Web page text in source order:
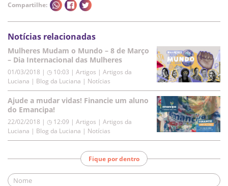
Compartilhe:
Notícias relacionadas
Mulheres Mudam o Mundo – 8 de Março
– Dia Internacional das Mulheres
01/03/2018 | ◷ 10:03 | Artigos | Artigos da
Luciana | Blog da Luciana | Notícias
Ajude a mudar vidas! Financie um aluno
do Emancipa!
22/02/2018 | ◷ 12:09 | Artigos | Artigos da
Luciana | Blog da Luciana | Notícias
Fique por dentro